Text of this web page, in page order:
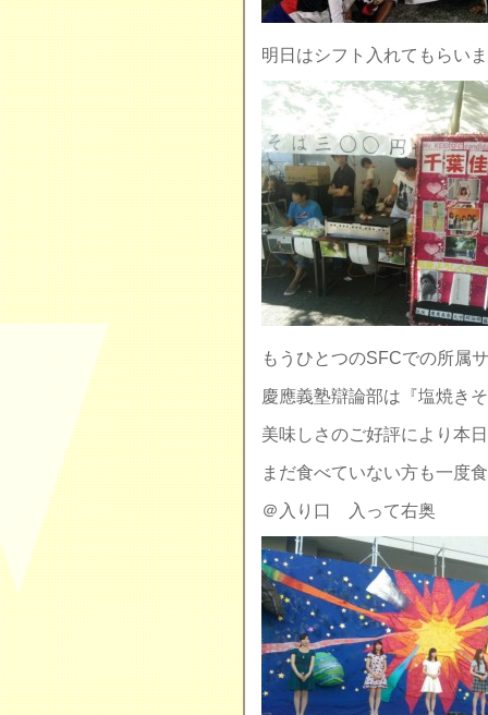
明日はシフト入れてもらい
もうひとつのSFCでの所属
慶應義塾辯論部は『塩焼き
美味しさのご好評により本
まだ食べていない方も一度
＠入り口 入って右奥